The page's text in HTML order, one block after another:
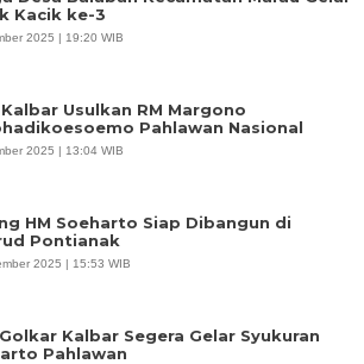
Kacik ke-3
2025 | 19:20 WIB
Kalbar Usulkan RM Margono
Pahlawan Nasional
2025 | 13:04 WIB
HM Soeharto Siap Dibangun di
Pontianak
2025 | 15:53 WIB
Kalbar Segera Gelar Syukuran
Pahlawan